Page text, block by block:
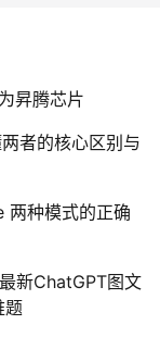
昇腾芯片
者的核心区别与
两种模式的正确
新ChatGPT图文
题